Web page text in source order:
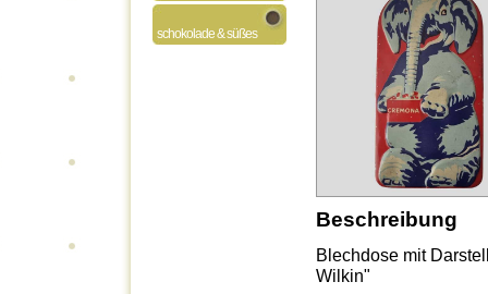
schokolade & süßes
Beschreibung
Blechdose mit
Wilkin"